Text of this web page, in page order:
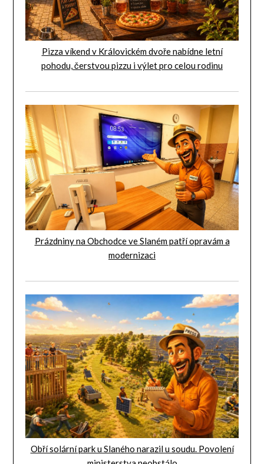
Pizza víkend v Královickém dvoře nabídne letní
pohodu, čerstvou pizzu i výlet pro celou rodinu
Prázdniny na Obchodce ve Slaném patří opravám a
modernizaci
Obří solární park u Slaného narazil u soudu. Povolení